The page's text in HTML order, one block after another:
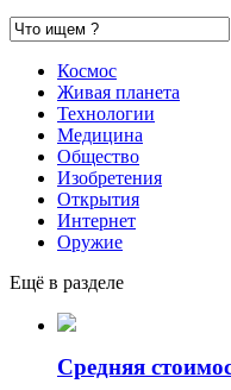
Космос
Живая планета
Технологии
Медицина
Общество
Изобретения
Открытия
Интернет
Оружие
Ещё в разделе
Средняя